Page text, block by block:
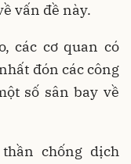
vấn đề này.
các cơ quan có
đón các công
số sân bay về
chống dịch